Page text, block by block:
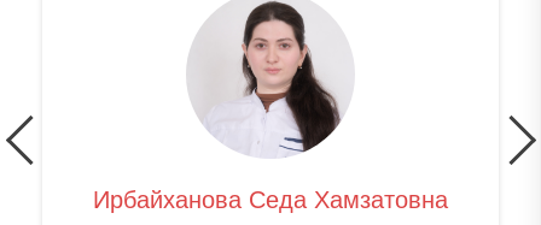
Ирбайханова Седа Хамзатовна